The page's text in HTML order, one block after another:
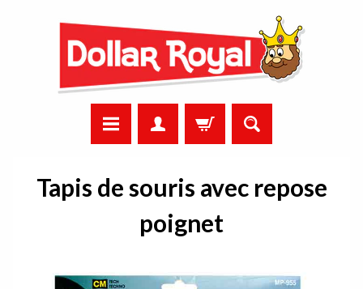
Tapis de souris avec repose
poignet